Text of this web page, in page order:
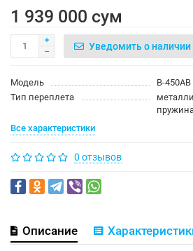
1 939 000 сум
Уведомить о наличии
Модель
B-450AB
Тип переплета
Все характеристики
0 отзывов
Описание